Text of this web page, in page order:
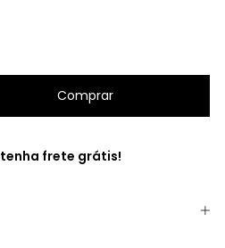
tenha frete grátis!